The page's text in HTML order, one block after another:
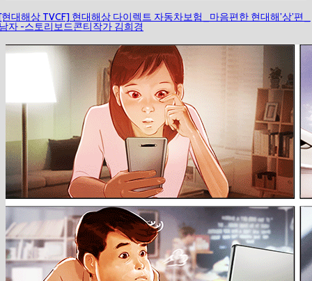
대해상 TVCF] 현대해상 다이렉트 자동차보험_마음편한 현대해’상’편_
자 -스토리보드콘티작가 김희경